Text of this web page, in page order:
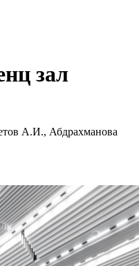
зал
А.И., Абдрахманова